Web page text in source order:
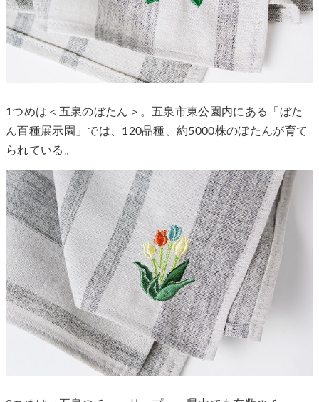
1つめは＜五泉のぼたん＞。五泉市東公園内にある「ぼた
ん百種展示園」では、120品種、約5000株のぼたんが育て
られている。